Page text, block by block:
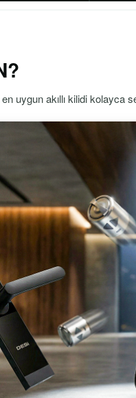
uygun akıllı kilidi kolayca